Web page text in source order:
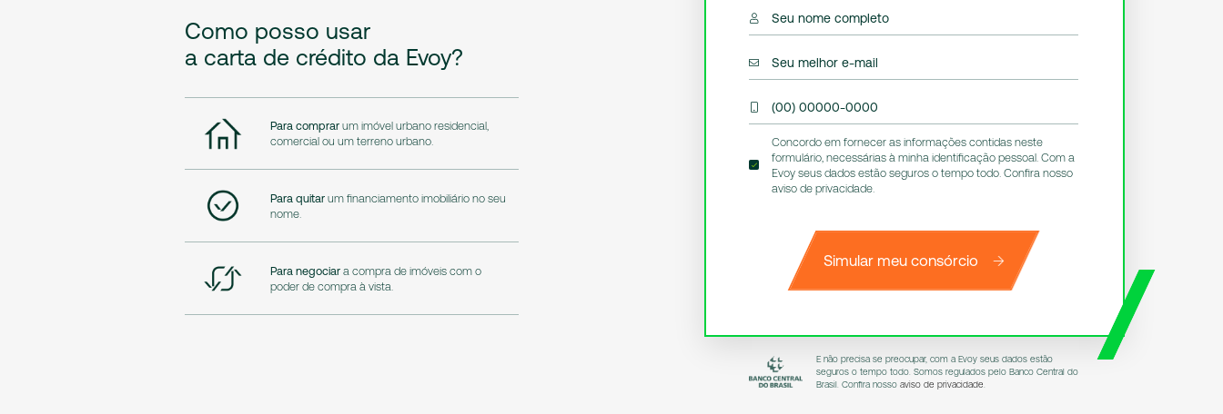
Como posso usar
a carta de crédito da Evoy?
Para comprar um imóvel urbano residencial,
comercial ou um terreno urbano.
Para quitar um financiamento imobiliário no seu
nome.
Para negociar a compra de imóveis com o
poder de compra à vista.
Seu nome completo
Seu melhor e-mail
(00) 00000-0000
Concordo em fornecer as informações contidas neste
formulário, necessárias à minha identificação pessoal. Com a
Evoy seus dados estão seguros o tempo todo. Confira nosso
aviso de privacidade
Simular meu consórcio
E não precisa se preocupar, com a Evoy seus dados estão
seguros o tempo todo. Somos regulados pelo Banco Central do
Brasil. Confira nossoaviso de privacidade